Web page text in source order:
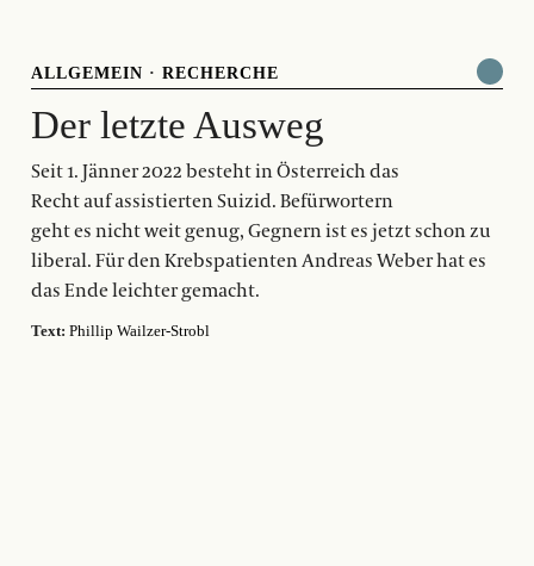
ALLGEMEIN · RECHERCHE
Der letzte Ausweg
Seit 1. Jänner 2022 besteht in Österreich das
Recht auf assistierten Suizid. Befürwortern
geht es nicht weit genug, Gegnern ist es jetzt schon zu
liberal. Für den Krebspatienten Andreas Weber hat es
das Ende leichter gemacht.
Text: Phillip Wailzer-Strobl